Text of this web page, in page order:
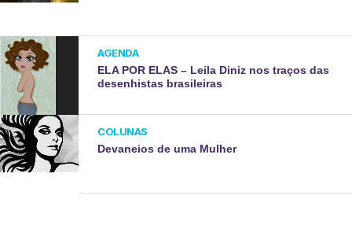
AGENDA
ELA POR ELAS – Leila Diniz nos traços das
desenhistas brasileiras
COLUNAS
Devaneios de uma Mulher